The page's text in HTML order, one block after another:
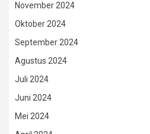
November 2024
Oktober 2024
September 2024
Agustus 2024
Juli 2024
Juni 2024
Mei 2024